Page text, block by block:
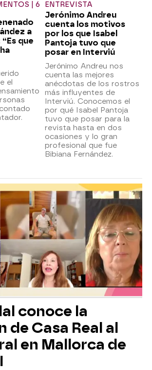
| 6
a
que
el
ENTREVISTA
Jerónimo Andreu
cuenta los motivos
por los que Isabel
Pantoja tuvo que
posar en Interviú
Jerónimo Andreu nos
cuenta las mejores
anécdotas de los rostros
más influyentes de
Interviú. Conocemos el
por qué Isabel Pantoja
tuvo que posar para la
revista hasta en dos
ocasiones y lo gran
profesional que fue
Bibiana Fernández.
conoce la
de Casa Real al
en Mallorca de